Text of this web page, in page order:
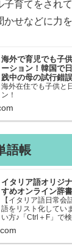
子育てをされ
かせなどに力
海外で育児でも子
ーション！韓国で
践中の母の試行錯
海外在住でも子供と
ン！
語帳
イタリア語オリジ
すめオンライン辞書
【イタリア語日常
語をリスト化してい
い方♪「Ctrl＋F」で
知りたい単語を探
→日本語、日本語→
できるので、良…